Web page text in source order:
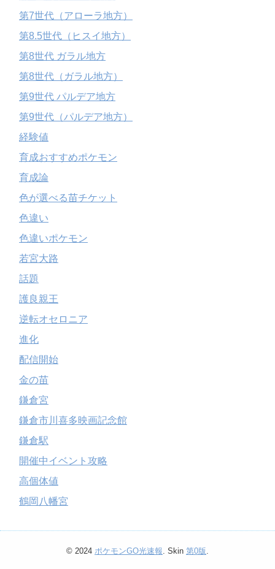
第7世代（アローラ地方）
第8.5世代（ヒスイ地方）
第8世代 ガラル地方
第8世代（ガラル地方）
第9世代 パルデア地方
第9世代（パルデア地方）
経験値
育成おすすめポケモン
育成論
色が選べる苗チケット
色違い
色違いポケモン
若宮大路
話題
護良親王
逆転オセロニア
進化
配信開始
金の苗
鎌倉宮
鎌倉市川喜多映画記念館
鎌倉駅
開催中イベント攻略
高個体値
鶴岡八幡宮
© 2024 ポケモンGO光速報. Skin 第0版.